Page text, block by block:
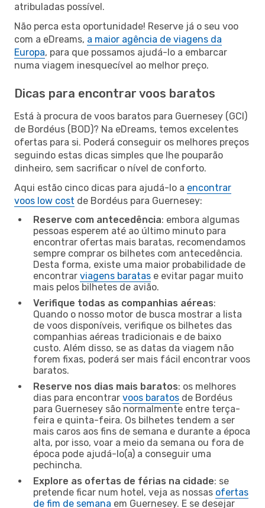
atribuladas possível.
Não perca esta oportunidade! Reserve já o seu voo
com a eDreams, a maior agência de viagens da
Europa, para que possamos ajudá-lo a embarcar
numa viagem inesquecível ao melhor preço.
Dicas para encontrar voos baratos
Está à procura de voos baratos para Guernesey (GCI)
de Bordéus (BOD)? Na eDreams, temos excelentes
ofertas para si. Poderá conseguir os melhores preços
seguindo estas dicas simples que lhe pouparão
dinheiro, sem sacrificar o nível de conforto.
Aqui estão cinco dicas para ajudá-lo a encontrar
voos low cost de Bordéus para Guernesey:
Reserve com antecedência: embora algumas
pessoas esperem até ao último minuto para
encontrar ofertas mais baratas, recomendamos
sempre comprar os bilhetes com antecedência.
Desta forma, existe uma maior probabilidade de
encontrar viagens baratas e evitar pagar muito
mais pelos bilhetes de avião.
Verifique todas as companhias aéreas:
Quando o nosso motor de busca mostrar a lista
de voos disponíveis, verifique os bilhetes das
companhias aéreas tradicionais e de baixo
custo. Além disso, se as datas da viagem não
forem fixas, poderá ser mais fácil encontrar voos
baratos.
Reserve nos dias mais baratos: os melhores
dias para encontrar voos baratos de Bordéus
para Guernesey são normalmente entre terça-
feira e quinta-feira. Os bilhetes tendem a ser
mais caros aos fins de semana e durante a época
alta, por isso, voar a meio da semana ou fora de
época pode ajudá-lo(a) a conseguir uma
pechincha.
Explore as ofertas de férias na cidade: se
pretende ficar num hotel, veja as nossas ofertas
de fim de semana em Guernesey. E se desejar